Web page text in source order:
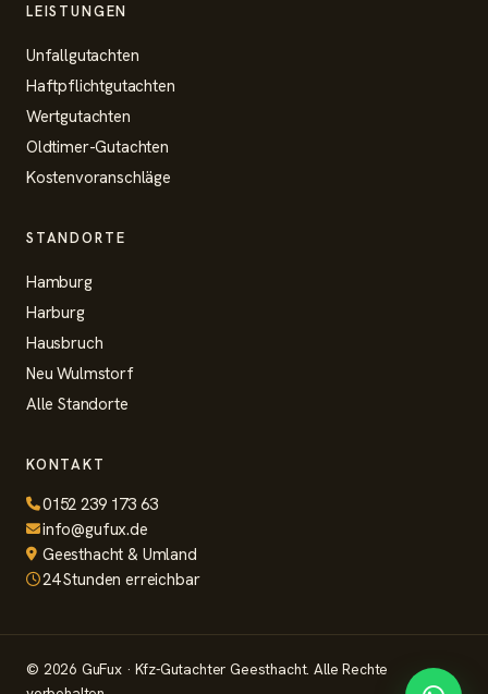
LEISTUNGEN
Unfallgutachten
Haftpflichtgutachten
Wertgutachten
Oldtimer-Gutachten
Kostenvoranschläge
STANDORTE
Hamburg
Harburg
Hausbruch
Neu Wulmstorf
Alle Standorte
KONTAKT
0152 239 173 63
info@gufux.de
Geesthacht & Umland
24 Stunden erreichbar
© 2026 GuFux · Kfz-Gutachter Geesthacht. Alle Rechte